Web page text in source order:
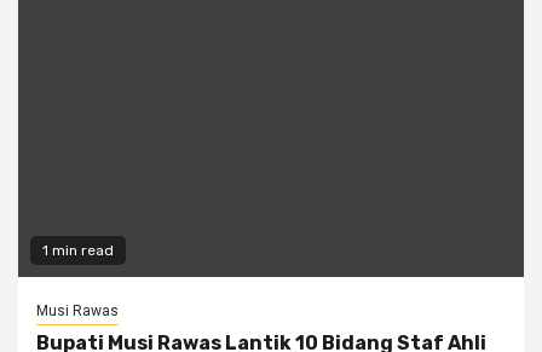
1 min read
Musi Rawas
Bupati Musi Rawas Lantik 10 Bidang Staf Ahli